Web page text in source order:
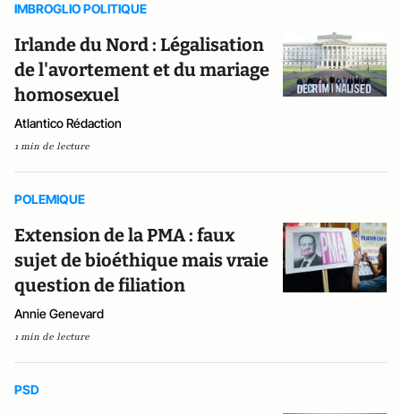
IMBROGLIO POLITIQUE
Irlande du Nord : Légalisation
de l'avortement et du mariage
homosexuel
Atlantico Rédaction
1 min de lecture
POLEMIQUE
Extension de la PMA : faux
sujet de bioéthique mais vraie
question de filiation
Annie Genevard
1 min de lecture
PSD